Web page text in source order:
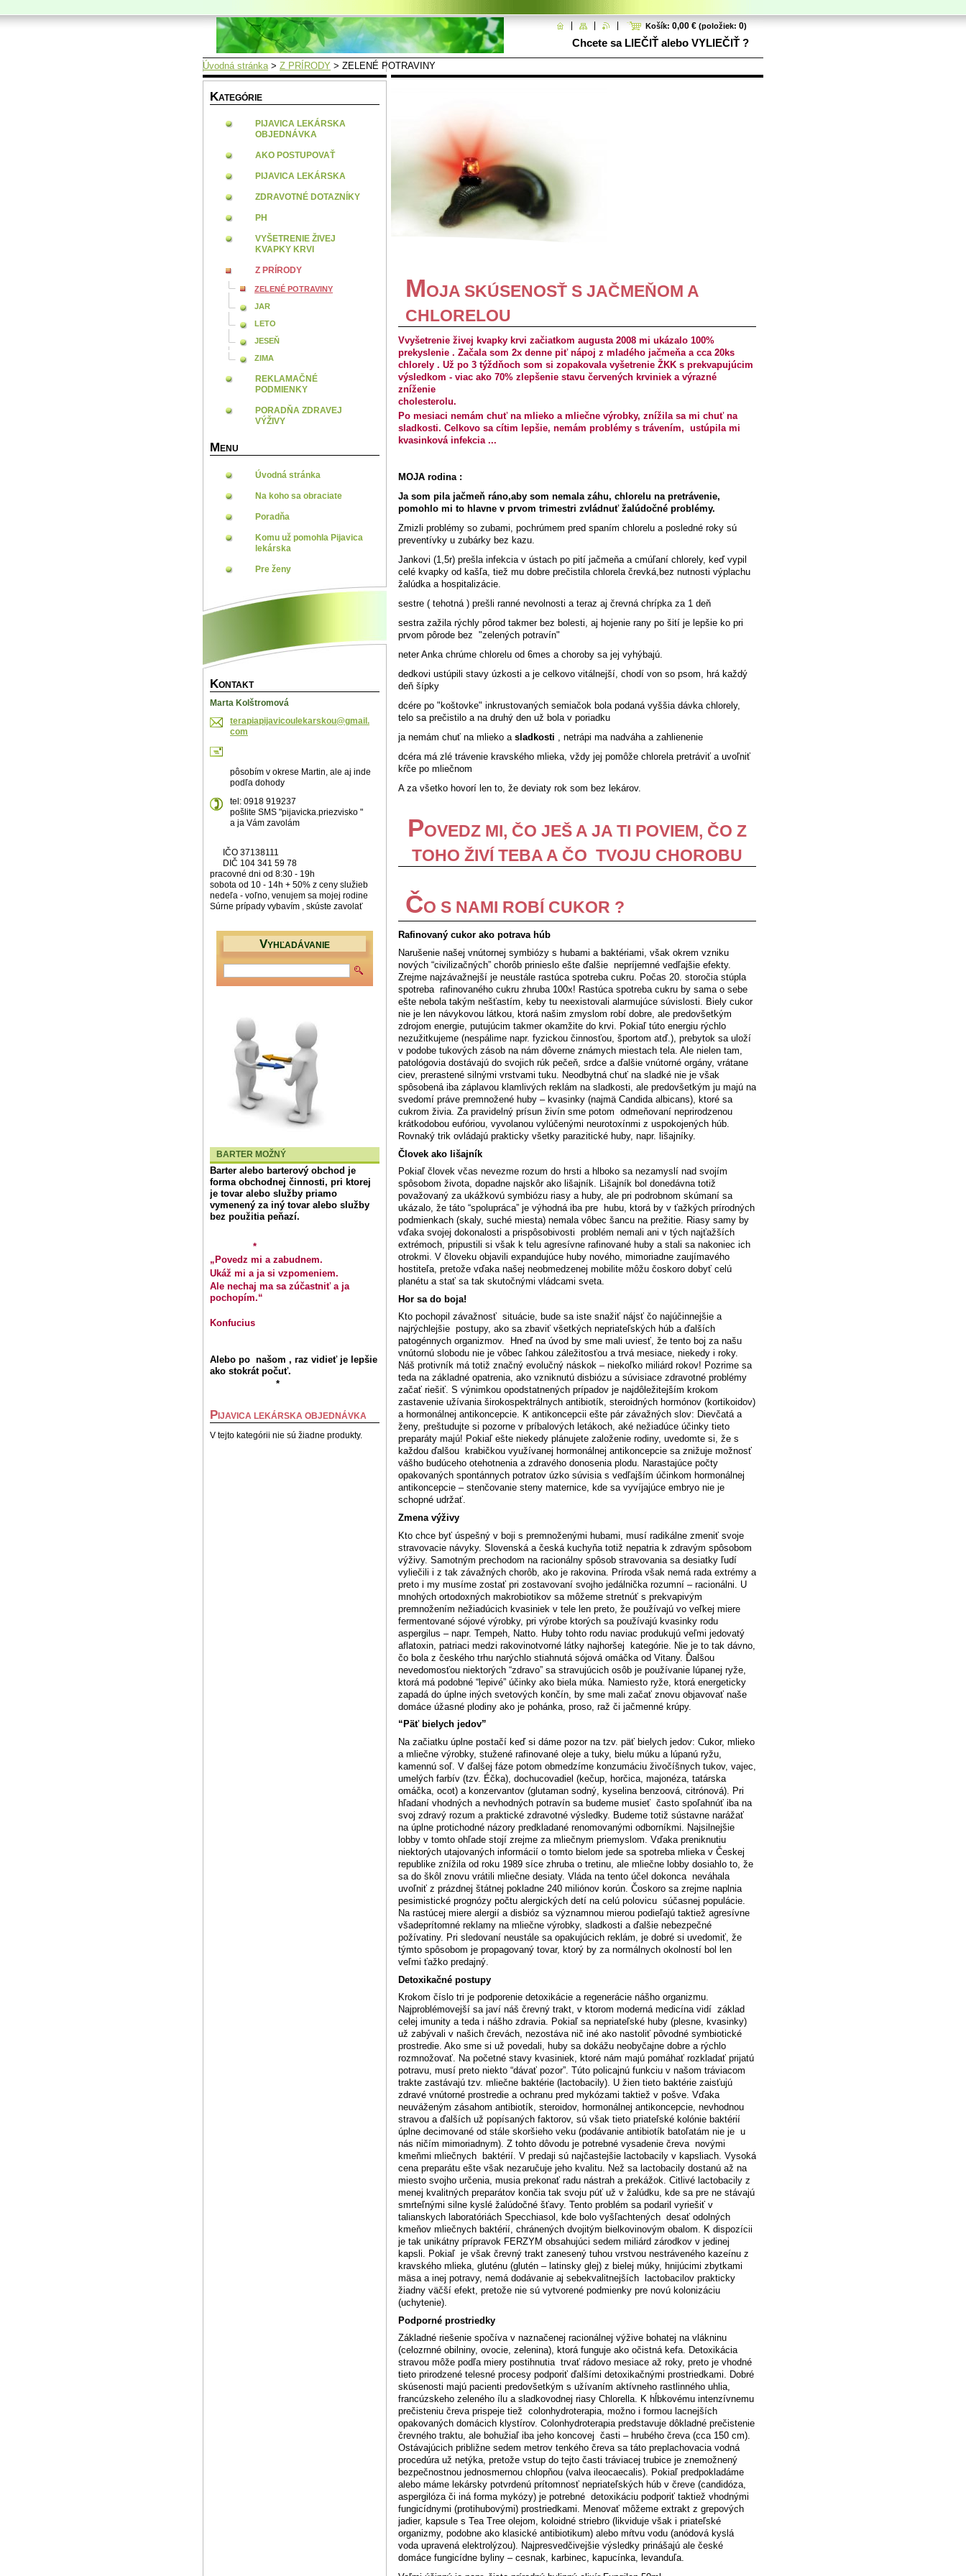
Košík: 0,00 € (položiek: 0)
Chcete sa LIEČIŤ alebo VYLIEČIŤ ?
Úvodná stránka > Z PRÍRODY > ZELENÉ POTRAVINY
MOJA SKÚSENOSŤ S JAČMEŇOM A
CHLORELOU
Vvyšetrenie živej kvapky krvi začiatkom augusta 2008 mi ukázalo 100%
prekyslenie . Začala som 2x denne piť nápoj z mladého jačmeňa a cca 20ks
chlorely . Už po 3 týždňoch som si zopakovala vyšetrenie ŽKK s prekvapujúcim
výsledkom - viac ako 70% zlepšenie stavu červených krviniek a výrazné
zníženie
cholesterolu.
Po mesiaci nemám chuť na mlieko a mliečne výrobky, znížila sa mi chuť na
sladkosti. Celkovo sa cítim lepšie, nemám problémy s trávením, ustúpila mi
kvasinková infekcia ...
MOJA rodina :
Ja som pila jačmeň ráno,aby som nemala záhu, chlorelu na pretrávenie,
pomohlo mi to hlavne v prvom trimestri zvládnuť žalúdočné problémy.
Zmizli problémy so zubami, pochrúmem pred spaním chlorelu a posledné roky sú
preventívky u zubárky bez kazu.
Jankovi (1,5r) prešla infekcia v ústach po pití jačmeňa a cmúľaní chlorely, keď vypil
celé kvapky od kašľa, tiež mu dobre prečistila chlorela črevká,bez nutnosti výplachu
žalúdka a hospitalizácie.
sestre ( tehotná ) prešli ranné nevolnosti a teraz aj črevná chrípka za 1 deň
sestra zažila rýchly pôrod takmer bez bolesti, aj hojenie rany po šití je lepšie ko pri
prvom pôrode bez "zelených potravín"
neter Anka chrúme chlorelu od 6mes a choroby sa jej vyhýbajú.
dedkovi ustúpili stavy úzkosti a je celkovo vitálnejší, chodí von so psom, hrá každý
deň šípky
dcére po "koštovke" inkrustovaných semiačok bola podaná vyššia dávka chlorely,
telo sa prečistilo a na druhý den už bola v poriadku
ja nemám chuť na mlieko a sladkosti , netrápi ma nadváha a zahlienenie
dcéra má zlé trávenie kravského mlieka, vždy jej pomôže chlorela pretráviť a uvoľniť
kŕče po mliečnom
A za všetko hovorí len to, že deviaty rok som bez lekárov.
POVEDZ MI, ČO JEŠ A JA TI POVIEM, ČO Z
TOHO ŽIVÍ TEBA A ČO TVOJU CHOROBU
ČO S NAMI ROBÍ CUKOR ?
Rafinovaný cukor ako potrava húb
Narušenie našej vnútornej symbiózy s hubami a baktériami, však okrem vzniku
nových “civilizačných” chorôb prinieslo ešte ďalšie nepríjemné vedľajšie efekty.
Zrejme najzávažnejší je neustále rastúca spotreba cukru. Počas 20. storočia stúpla
spotreba rafinovaného cukru zhruba 100x! Rastúca spotreba cukru by sama o sebe
ešte nebola takým nešťastím, keby tu neexistovali alarmujúce súvislosti. Biely cukor
nie je len návykovou látkou, ktorá našim zmyslom robí dobre, ale predovšetkým
zdrojom energie, putujúcim takmer okamžite do krvi. Pokiaľ túto energiu rýchlo
nezužitkujeme (nespálime napr. fyzickou činnosťou, športom atď.), prebytok sa uloží
v podobe tukových zásob na nám dôverne známych miestach tela. Ale nielen tam,
patológovia dostávajú do svojich rúk pečeň, srdce a ďalšie vnútorné orgány, vrátane
ciev, prerastené silnými vrstvami tuku. Neodbytná chuť na sladké nie je však
spôsobená iba záplavou klamlivých reklám na sladkosti, ale predovšetkým ju majú na
svedomí práve premnožené huby – kvasinky (najmä Candida albicans), ktoré sa
cukrom živia. Za pravidelný prísun živín sme potom odmeňovaní neprirodzenou
krátkodobou eufóriou, vyvolanou vylúčenými neurotoxínmi z uspokojených húb.
Rovnaký trik ovládajú prakticky všetky parazitické huby, napr. lišajníky.
Človek ako lišajník
Pokiaľ človek včas nevezme rozum do hrsti a hlboko sa nezamyslí nad svojím
spôsobom života, dopadne najskôr ako lišajník. Lišajník bol donedávna totiž
považovaný za ukážkovú symbiózu riasy a huby, ale pri podrobnom skúmaní sa
ukázalo, že táto “spolupráca” je výhodná iba pre hubu, ktorá by v ťažkých prírodných
podmienkach (skaly, suché miesta) nemala vôbec šancu na prežitie. Riasy samy by
vďaka svojej dokonalosti a prispôsobivosti problém nemali ani v tých najťažších
extrémoch, pripustili si však k telu agresívne rafinované huby a stali sa nakoniec ich
otrokmi. V človeku objavili expandujúce huby nového, mimoriadne zaujímavého
hostiteľa, pretože vďaka našej neobmedzenej mobilite môžu čoskoro dobyť celú
planétu a stať sa tak skutočnými vládcami sveta.
Hor sa do boja!
Kto pochopil závažnosť situácie, bude sa iste snažiť nájsť čo najúčinnejšie a
najrýchlejšie postupy, ako sa zbaviť všetkých nepriateľských húb a ďalších
patogénnych organizmov. Hneď na úvod by sme mali uviesť, že tento boj za našu
vnútornú slobodu nie je vôbec ľahkou záležitosťou a trvá mesiace, niekedy i roky.
Náš protivník má totiž značný evolučný náskok – niekoľko miliárd rokov! Pozrime sa
teda na základné opatrenia, ako vzniknutú disbiózu a súvisiace zdravotné problémy
začať riešiť. S výnimkou opodstatnených prípadov je najdôležitejším krokom
zastavenie užívania širokospektrálnych antibiotík, steroidných hormónov (kortikoidov)
a hormonálnej antikoncepcie. K antikoncepcii ešte pár závažných slov: Dievčatá a
ženy, preštudujte si pozorne v príbalových letákoch, aké nežiadúce účinky tieto
preparáty majú! Pokiaľ ešte niekedy plánujete založenie rodiny, uvedomte si, že s
každou ďalšou krabičkou využívanej hormonálnej antikoncepcie sa znižuje možnosť
vášho budúceho otehotnenia a zdravého donosenia plodu. Narastajúce počty
opakovaných spontánnych potratov úzko súvisia s vedľajším účinkom hormonálnej
antikoncepcie – stenčovanie steny maternice, kde sa vyvíjajúce embryo nie je
schopné udržať.
Zmena výživy
Kto chce byť úspešný v boji s premnoženými hubami, musí radikálne zmeniť svoje
stravovacie návyky. Slovenská a česká kuchyňa totiž nepatria k zdravým spôsobom
výživy. Samotným prechodom na racionálny spôsob stravovania sa desiatky ľudí
vyliečili i z tak závažných chorôb, ako je rakovina. Príroda však nemá rada extrémy a
preto i my musíme zostať pri zostavovaní svojho jedálnička rozumní – racionálni. U
mnohých ortodoxných makrobiotikov sa môžeme stretnúť s prekvapivým
premnožením nežiadúcich kvasiniek v tele len preto, že používajú vo veľkej miere
fermentované sójové výrobky, pri výrobe ktorých sa používajú kvasinky rodu
aspergilus – napr. Tempeh, Natto. Huby tohto rodu naviac produkujú veľmi jedovatý
aflatoxin, patriaci medzi rakovinotvorné látky najhoršej kategórie. Nie je to tak dávno,
čo bola z českého trhu narýchlo stiahnutá sójová omáčka od Vitany. Ďalšou
nevedomosťou niektorých “zdravo” sa stravujúcich osôb je používanie lúpanej ryže,
ktorá má podobné “lepivé” účinky ako biela múka. Namiesto ryže, ktorá energeticky
zapadá do úplne iných svetových končín, by sme mali začať znovu objavovať naše
domáce úžasné plodiny ako je pohánka, proso, raž či jačmenné krúpy.
“Päť bielych jedov”
Na začiatku úplne postačí keď si dáme pozor na tzv. päť bielych jedov: Cukor, mlieko
a mliečne výrobky, stužené rafinované oleje a tuky, bielu múku a lúpanú ryžu,
kamennú soľ. V ďalšej fáze potom obmedzíme konzumáciu živočíšnych tukov, vajec,
umelých farbív (tzv. Éčka), dochucovadiel (kečup, horčica, majonéza, tatárska
omáčka, ocot) a konzervantov (glutaman sodný, kyselina benzoová, citrónová). Pri
hľadaní vhodných a nevhodných potravín sa budeme musieť často spoľahnúť iba na
svoj zdravý rozum a praktické zdravotné výsledky. Budeme totiž sústavne narážať
na úplne protichodné názory predkladané renomovanými odborníkmi. Najsilnejšie
lobby v tomto ohľade stojí zrejme za mliečnym priemyslom. Vďaka preniknutiu
niektorých utajovaných informácií o tomto bielom jede sa spotreba mlieka v Českej
republike znížila od roku 1989 síce zhruba o tretinu, ale mliečne lobby dosiahlo to, že
sa do škôl znovu vrátili mliečne desiaty. Vláda na tento účel dokonca neváhala
uvoľniť z prázdnej štátnej pokladne 240 miliónov korún. Čoskoro sa zrejme naplnia
pesimistické prognózy počtu alergických detí na celú polovicu súčasnej populácie.
Na rastúcej miere alergií a disbióz sa významnou mierou podieľajú taktiež agresívne
všadeprítomné reklamy na mliečne výrobky, sladkosti a ďalšie nebezpečné
požívatiny. Pri sledovaní neustále sa opakujúcich reklám, je dobré si uvedomiť, že
týmto spôsobom je propagovaný tovar, ktorý by za normálnych okolností bol len
veľmi ťažko predajný.
Detoxikačné postupy
Krokom číslo tri je podporenie detoxikácie a regenerácie nášho organizmu.
Najproblémovejší sa javí náš črevný trakt, v ktorom moderná medicína vidí základ
celej imunity a teda i nášho zdravia. Pokiaľ sa nepriateľské huby (plesne, kvasinky)
už zabývali v našich črevách, nezostáva nič iné ako nastoliť pôvodné symbiotické
prostredie. Ako sme si už povedali, huby sa dokážu neobyčajne dobre a rýchlo
rozmnožovať. Na početné stavy kvasiniek, ktoré nám majú pomáhať rozkladať prijatú
potravu, musí preto niekto “dávať pozor”. Túto policajnú funkciu v našom tráviacom
trakte zastávajú tzv. mliečne baktérie (lactobacily). U žien tieto baktérie zaisťujú
zdravé vnútorné prostredie a ochranu pred mykózami taktiež v pošve. Vďaka
neuváženým zásahom antibiotík, steroidov, hormonálnej antikoncepcie, nevhodnou
stravou a ďalších už popísaných faktorov, sú však tieto priateľské kolónie baktérií
úplne decimované od stále skoršieho veku (podávanie antibiotík batoľatám nie je u
nás ničím mimoriadnym). Z tohto dôvodu je potrebné vysadenie čreva novými
kmeňmi mliečnych baktérií. V predaji sú najčastejšie lactobacily v kapsliach. Vysoká
cena preparátu ešte však nezaručuje jeho kvalitu. Než sa lactobacily dostanú až na
miesto svojho určenia, musia prekonať radu nástrah a prekážok. Citlivé lactobacily z
menej kvalitných preparátov končia tak svoju púť už v žalúdku, kde sa pre ne stávajú
smrteľnými silne kyslé žalúdočné šťavy. Tento problém sa podaril vyriešiť v
talianskych laboratóriách Specchiasol, kde bolo vyšľachtených desať odolných
kmeňov mliečnych baktérií, chránených dvojitým bielkovinovým obalom. K dispozícii
je tak unikátny prípravok FERZYM obsahujúci sedem miliárd zárodkov v jedinej
kapsli. Pokiaľ je však črevný trakt zanesený tuhou vrstvou nestráveného kazeínu z
kravského mlieka, gluténu (glutén – latinsky glej) z bielej múky, hnijúcimi zbytkami
mäsa a inej potravy, nemá dodávanie aj sebekvalitnejších lactobacilov prakticky
žiadny väčší efekt, pretože nie sú vytvorené podmienky pre novú kolonizáciu
(uchytenie).
Podporné prostriedky
Základné riešenie spočíva v naznačenej racionálnej výžive bohatej na vlákninu
(celozrnné obilniny, ovocie, zelenina), ktorá funguje ako očistná kefa. Detoxikácia
stravou môže podľa miery postihnutia trvať rádovo mesiace až roky, preto je vhodné
tieto prirodzené telesné procesy podporiť ďalšími detoxikačnými prostriedkami. Dobré
skúsenosti majú pacienti predovšetkým s užívaním aktívneho rastlinného uhlia,
francúzskeho zeleného ílu a sladkovodnej riasy Chlorella. K hĺbkovému intenzívnemu
prečisteniu čreva prispeje tiež colonhydroterapia, možno i formou lacnejších
opakovaných domácich klystírov. Colonhydroterapia predstavuje dôkladné prečistenie
črevného traktu, ale bohužiaľ iba jeho koncovej časti – hrubého čreva (cca 150 cm).
Ostávajúcich približne sedem metrov tenkého čreva sa táto preplachovacia vodná
procedúra už netýka, pretože vstup do tejto časti tráviacej trubice je znemožnený
bezpečnostnou jednosmernou chlopňou (valva ileocaecalis). Pokiaľ predpokladáme
alebo máme lekársky potvrdenú prítomnosť nepriateľských húb v čreve (candidóza,
aspergilóza či iná forma mykózy) je potrebné detoxikáciu podporiť taktiež vhodnými
fungicídnymi (protihubovými) prostriedkami. Menovať môžeme extrakt z grepových
jadier, kapsule s Tea Tree olejom, koloidné striebro (likviduje však i priateľské
organizmy, podobne ako klasické antibiotikum) alebo mŕtvu vodu (anódová kyslá
voda upravená elektrolýzou). Najpresvedčivejšie výsledky prinášajú ale české
domáce fungicídne byliny – cesnak, karbinec, kapucínka, levanduľa.
KATEGÓRIE
PIJAVICA LEKÁRSKA
OBJEDNÁVKA
AKO POSTUPOVAŤ
PIJAVICA LEKÁRSKA
ZDRAVOTNÉ DOTAZNÍKY
PH
VYŠETRENIE ŽIVEJ
KVAPKY KRVI
Z PRÍRODY
ZELENÉ POTRAVINY
JAR
LETO
JESEŇ
ZIMA
REKLAMAČNÉ
PODMIENKY
PORADŇA ZDRAVEJ
VÝŽIVY
M ENU
Úvodná stránka
Na koho sa obraciate
Poradňa
Komu už pomohla Pijavica
lekárska
Pre ženy
KONTAKT
Marta Kolštromová
terapiapijavicou lekarskou@gmail.
com
pôsobím v okrese Martin, ale aj inde
podľa dohody
tel: 0918 919237
pošlite SMS "pijavicka.priezvisko "
a ja Vám zavolám
IČO 37138111
DIČ 104 341 59 78
pracovné dni od 8:30 - 19h
sobota od 10 - 14h + 50% z ceny služieb
nedeľa - voľno, venujem sa mojej rodine
Súrne prípady vybavím , skúste zavolať
VYHĽADÁVANIE
BARTER MOŽNÝ
Barter alebo barterový obchod je
forma obchodnej činnosti, pri ktorej
je tovar alebo služby priamo
vymenený za iný tovar alebo služby
bez použitia peňazí.
*
„Povedz mi a zabudnem.
Ukáž mi a ja si vzpomeniem.
Ale nechaj ma sa zúčastniť a ja
pochopím.“
Konfucius
Alebo po našom , raz vidieť je lepšie
ako stokrát počuť.
*
P IJAVICA LEKÁRSKA OBJEDNÁVKA
V tejto kategórii nie sú žiadne produkty.